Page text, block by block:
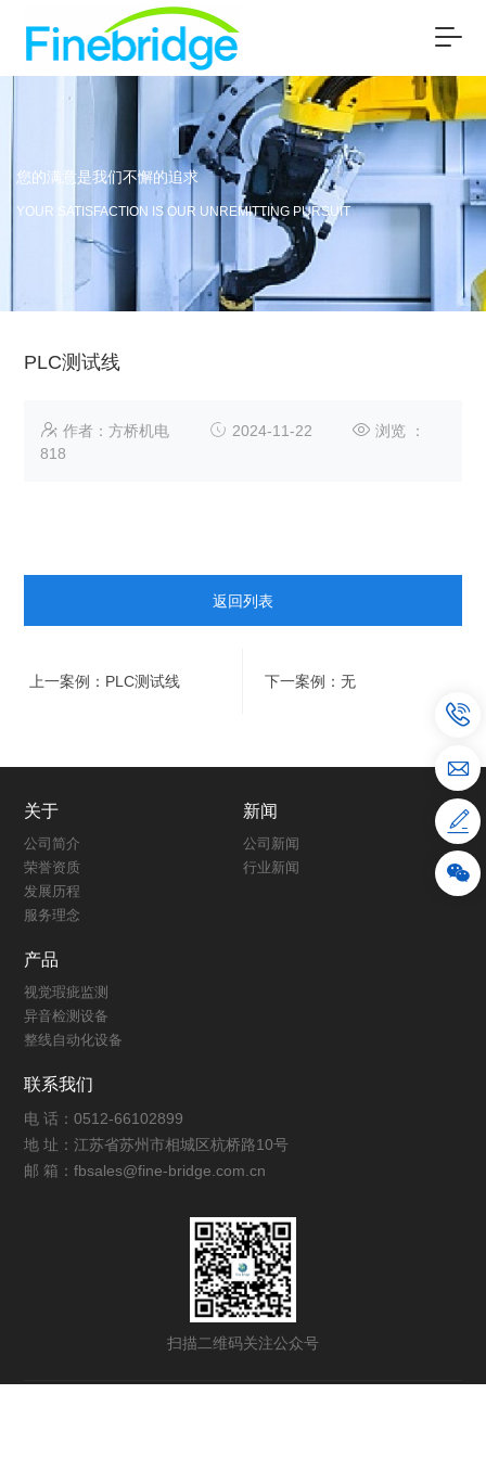
您的满意是我们不懈的追求
YOUR SATISFACTION IS OUR UNREMITTING PURSUIT
PLC测试线
作者：方桥机电 2024-11-22
浏览 ：
818
返回列表
上一案例：PLC测试线 下一案例：无
关于
公司简介
荣誉资质
发展历程
服务理念
新闻
公司新闻
行业新闻
产品
视觉瑕疵监测
异音检测设备
整线自动化设备
联系我们
电 话：0512-66102899
地 址：江苏省苏州市相城区杭桥路10号
邮 箱：fbsales@fine-bridge.com.cn
扫描二维码关注公众号